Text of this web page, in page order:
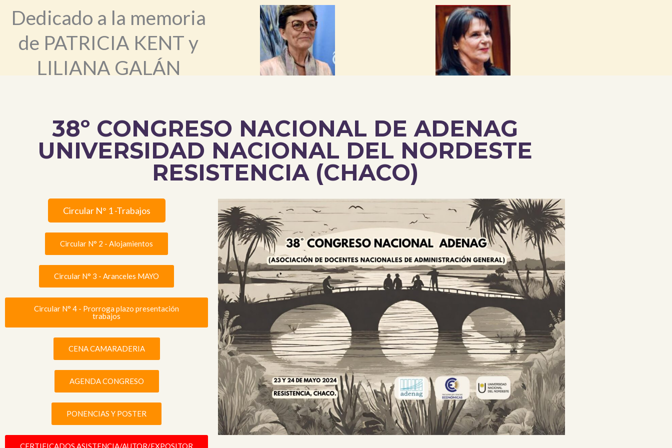
Dedicado a la memoria
de PATRICIA KENT y
LILIANA GALÁN
38º CONGRESO NACIONAL DE ADENAG
UNIVERSIDAD NACIONAL DEL NORDESTE
RESISTENCIA (CHACO)
Circular N° 1 -Trabajos
Circular N° 2 - Alojamientos
Circular N° 3 - Aranceles MAYO
Circular N° 4 - Prorroga plazo presentación
trabajos
CENA CAMARADERIA
AGENDA CONGRESO
PONENCIAS Y POSTER
CERTIFICADOS ASISTENCIA/AUTOR/EXPOSITOR